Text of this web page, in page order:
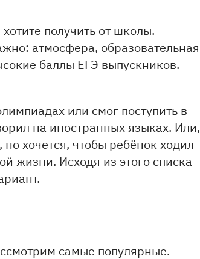
получить от школы.
атмосфера, образовательная
баллы ЕГЭ выпускников.
или смог поступить в
на иностранных языках. Или,
хочется, чтобы ребёнок ходил
жизни. Исходя из этого списка
самые популярные.